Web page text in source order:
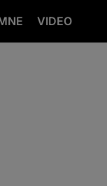
VIDEO